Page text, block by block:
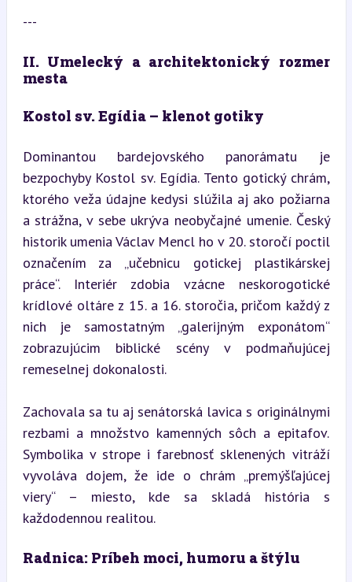
---
II. Umelecký a architektonický rozmer
mesta
Kostol sv. Egídia – klenot gotiky
Dominantou bardejovského panorámatu je
bezpochyby Kostol sv. Egídia. Tento gotický chrám,
ktorého veža údajne kedysi slúžila aj ako požiarna
a strážna, v sebe ukrýva neobyčajné umenie. Český
historik umenia Václav Mencl ho v 20. storočí poctil
označením za „učebnicu gotickej plastikárskej
práce“. Interiér zdobia vzácne neskorogotické
krídlové oltáre z 15. a 16. storočia, pričom každý z
nich je samostatným „galerijným exponátom“
zobrazujúcim biblické scény v podmaňujúcej
remeselnej dokonalosti.
Zachovala sa tu aj senátorská lavica s originálnymi
rezbami a množstvo kamenných sôch a epitafov.
Symbolika v strope i farebnosť sklenených vitráží
vyvoláva dojem, že ide o chrám „premýšľajúcej
viery“ – miesto, kde sa skladá história s
každodennou realitou.
Radnica: Príbeh moci, humoru a štýlu